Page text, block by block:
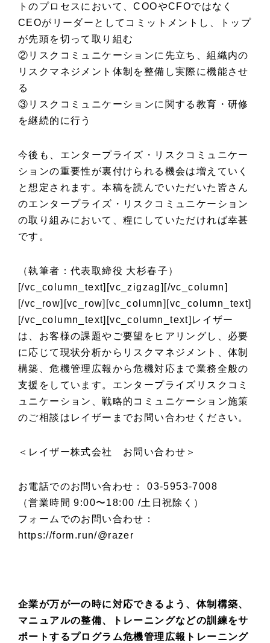
トのプロセスにおいて、COOやCFOではなく
CEOがリーダーとしてコミットメントし、トップ
が先頭を切って取り組む
②リスクコミュニケーションに先立ち、組織内の
リスクマネジメント体制を整備し実際に機能させ
る
③リスクコミュニケーションに 関する教育・研修
を継続的に行う
今後も、エンタープライズ・リスクコミュニケー
ションの重要性が裏付けられる機会は増えていく
と想定されます。本稿を読んでいただいた皆さん
のエンタープライズ・ リスクコミュニケーション
の取り組みにおいて、糧にしていただければ幸甚
です。
（執筆者：代表取締役 大杉春子）
[/vc_column_text][vc_zigzag][/vc_column]
[/vc_row][vc_row][vc_column][vc_column_text]
[/vc_column_text][vc_column_text]レイザー
は、お客様の課題やご要望をヒアリングし、必要
に応じて現状分析からリスクマネジメント、体制
構築、危機管理広報から危機対応まで業務全般の
支援をしています。エンタープライズリスクコミ
ュニケーション、戦略的コミュニケーション施策
のご相談はレイザーまでお問い合わせください。
＜レイザー株式会社 お問い合わせ＞
お電話でのお問い合わせ： 03-5953-7008
（営業時間 9:00〜18:00 /土日祝除く）
フォームでのお問い合わせ：
https://form.run/@razer
企業が万が一の時に対応できるよう、体制構築、
マニュアルの整備、トレーニングなどの訓練をサ
ポートするプログラム危機管理広報トレーニング